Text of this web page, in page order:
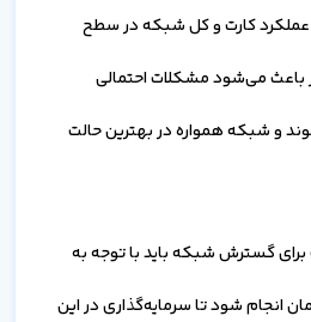
عملکرد کارت و کل شبکه در سطح
باعث می‌شود مشکلات احتمالی
و شبکه همواره در بهترین حالت
برای گسترش شبکه باید با توجه به
انجام شود تا سرمایه‌گذاری در این